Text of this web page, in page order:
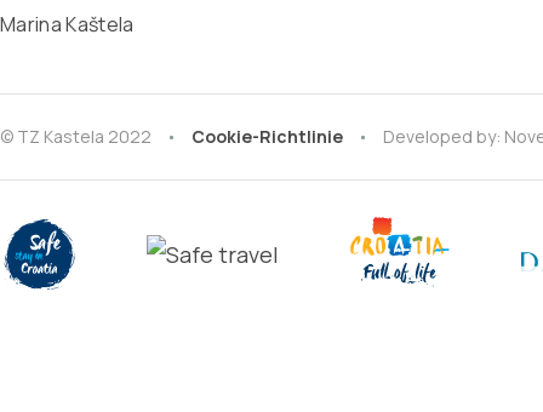
Marina Kaštela
© TZ Kastela 2022 Cookie-Richtlinie Developed by: